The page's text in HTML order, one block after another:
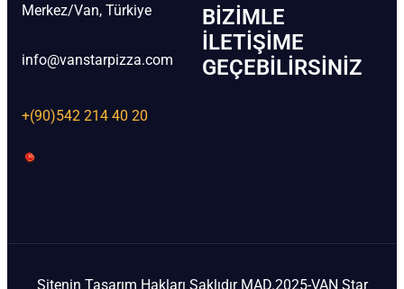
Merkez/Van, Türkiye
info@vanstarpizza.com
+(90)542 214 40 20
BIZIMLE
İLETIŞIME
GEÇEBILIRSINIZ
Sitenin Tasarım Hakları Saklıdır MAD.2025-VAN Star